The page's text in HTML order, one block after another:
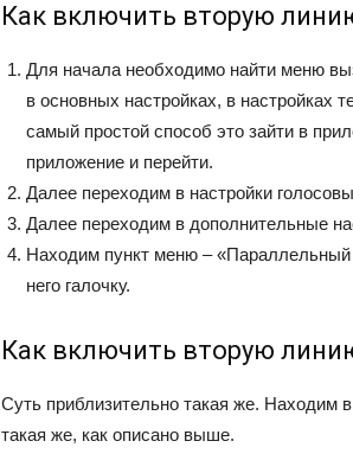
Как включить вторую
Для начала необходимо найти меню
в основных настройках, в настройках
самый простой способ это зайти в
приложение и перейти.
Далее переходим в настройки
Далее переходим в дополнительные
Находим пункт меню –
него галочку.
Как включить вторую
Суть приблизительно такая же. Находим
такая же, как описано выше.